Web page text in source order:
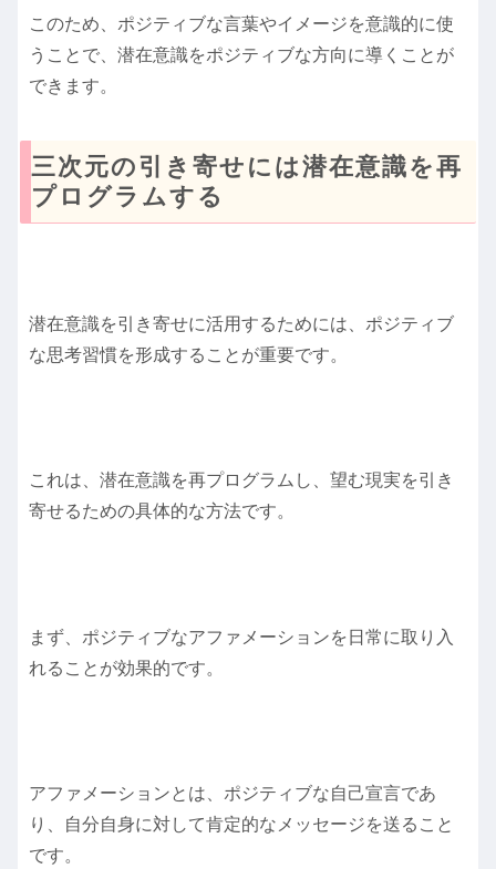
このため、ポジティブな言葉やイメージを意識的に使
うことで、潜在意識をポジティブな方向に導くことが
できます。
三次元の引き寄せには潜在意識を再
プログラムする
潜在意識を引き寄せに活用するためには、ポジティブ
な思考習慣を形成することが重要です。
これは、潜在意識を再プログラムし、望む現実を引き
寄せるための具体的な方法です。
まず、ポジティブなアファメーションを日常に取り入
れることが効果的です。
アファメーションとは、ポジティブな自己宣言であ
り、自分自身に対して肯定的なメッセージを送ること
です。